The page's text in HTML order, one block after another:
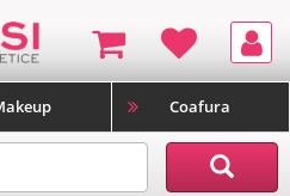
Coafura